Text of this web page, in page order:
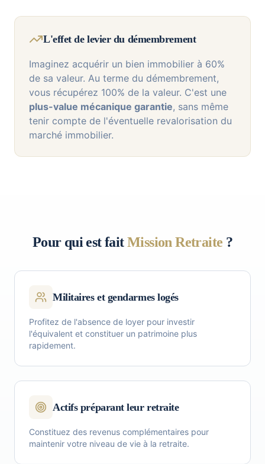
L'effet de levier du démembrement
Imaginez acquérir un bien immobilier à 60%
de sa valeur. Au terme du démembrement,
vous récupérez 100% de la valeur. C'est une
plus-value mécanique garantie, sans même
tenir compte de l'éventuelle revalorisation du
marché immobilier.
Pour qui est faitMission Retraite ?
Militaires et gendarmes logés
Profitez de l'absence de loyer pour investir
l'équivalent et constituer un patrimoine plus
rapidement.
Actifs préparant leur retraite
Constituez des revenus complémentaires pour
maintenir votre niveau de vie à la retraite.